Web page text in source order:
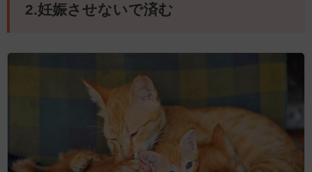
2.妊娠させないで済む